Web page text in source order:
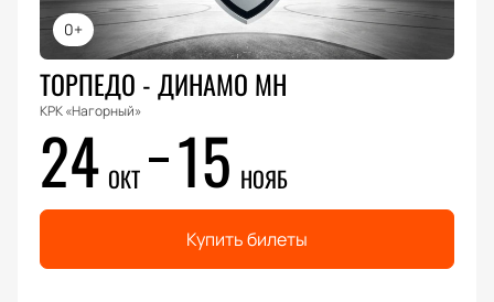
0+
ТОРПЕДО - ДИНАМО МН
КРК «Нагорный»
24 ОКТ 15 НОЯБ
Купить билеты